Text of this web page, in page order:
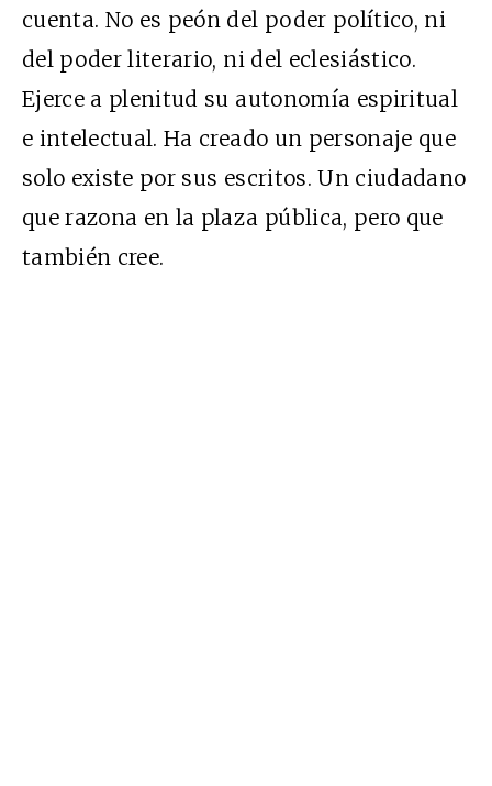
cuenta. No es peón del poder político, ni
del poder literario, ni del eclesiástico.
Ejerce a plenitud su autonomía espiritual
e intelectual. Ha creado un personaje que
solo existe por sus escritos. Un ciudadano
que razona en la plaza pública, pero que
también cree.